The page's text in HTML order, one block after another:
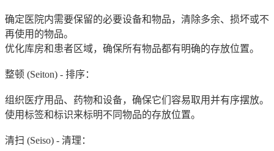
确定医院内需要保留的必要设备和物品，清除多余、损坏或不
再使用的物品。
优化库房和患者区域，确保所有物品都有明确的存放位置。
整顿 (Seiton) - 排序：
组织医疗用品、药物和设备，确保它们容易取用并有序摆放。
使用标签和标识来标明不同物品的存放位置。
清扫 (Seiso) - 清理：